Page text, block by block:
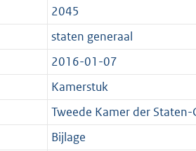
t
K
t
1
2045
staten generaal
2016-01-07
Kamerstuk
Tweede Kamer der Staten-
Bijlage